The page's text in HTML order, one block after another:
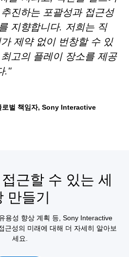
진하는 포괄성과 접근성
지향합니다. 저희는 직
제약 없이 번창할 수 있
고의 플레이 장소를 제공
."
로벌 책임자, Sony Interactive
근할 수 있는 세
만들기
용성 향상 계획 등, Sony Interactive
근성의 미래에 대해 더 자세히 알아보
세요.